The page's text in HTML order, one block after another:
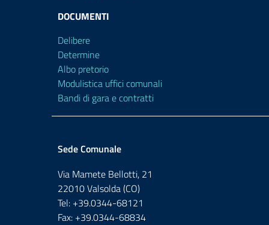
DOCUMENTI
Delibere
Determine
Albo pretorio
Modulistica uffici comunali
Bandi di gara e contratti
Sede Comunale
Via Mamete Bellotti, 21
22010 Valsolda (CO)
Tel: +39.0344-68121
Fax: +39.0344-68834